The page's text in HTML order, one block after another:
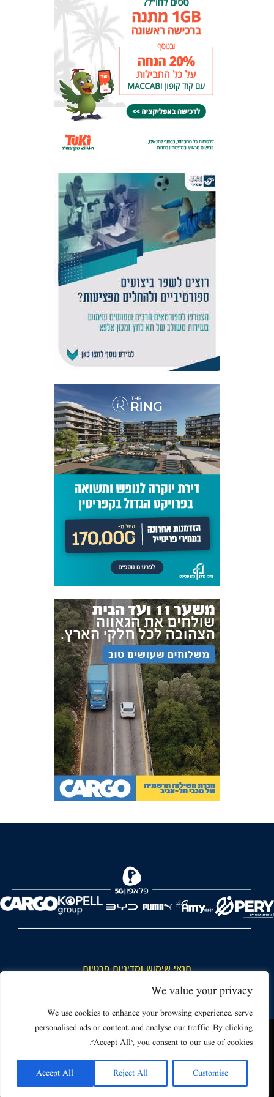
We value your privacy
We use cookies to enhance your browsing experience, serve
personalised ads or content, and analyse our traffic. By clicking
"Accept All", you consent to our use of cookies.
Customise
Reject All
Accept All
תנאי שימוש ומדיניות פרטיות
כללי כניסה והתנהגות באצטדיון ותנאי שימוש בכרטיסים
דרושים
צור קשר
Powered by
האתר שאתה גולש בו עשוי להשתמש בעוגיות (קוקיז) ובטכנולוגיות דומות.
על ידי כניסה לאתר אתה מאשר את תנאי השימוש הכוללים שימוש בעוגיות
(קוקיז).
אישור